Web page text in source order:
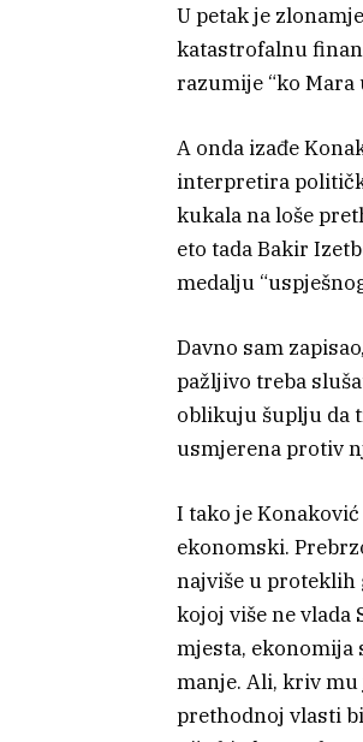
U petak je
katastrofalnu
razumije “ko Mara
A onda izađe
interpretira
kukala na loše
eto tada Bakir
medalju
Davno sam
pažljivo treba
oblikuju šuplju da
usmjerena protiv
I tako je
ekonomski.
najviše u proteklih
kojoj više ne vlada
mjesta, ekonomija
manje. Ali, kriv mu
prethodnoj vlasti